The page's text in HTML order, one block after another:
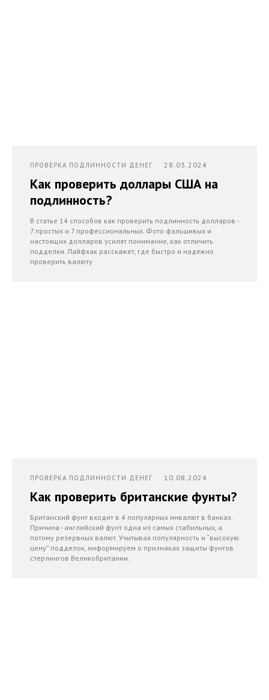
ПРОВЕРКА ПОДЛИННОСТИ ДЕНЕГ 28.03.2024
Как проверить доллары США на
подлинность?
В статье 14 способов как проверить подлинность долларов -
7 простых и 7 профессиональных. Фото фальшивых и
настоящих долларов усилят понимание, как отличить
подделки. Лайфхак расскажет, где быстро и надежно
проверить валюту
ПРОВЕРКА ПОДЛИННОСТИ ДЕНЕГ 10.08.2024
Как проверить британские фунты?
Британский фунт входит в 4 популярных инвалют в банках.
Причина - английский фунт одна из самых стабильных, а
потому резервных валют. Учитывая популярность и “высокую
цену” подделок, информируем о признаках защиты фунтов
стерлингов Великобритании.